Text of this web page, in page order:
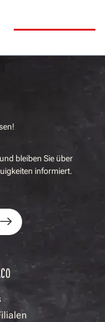
bleiben Sie über
informiert.